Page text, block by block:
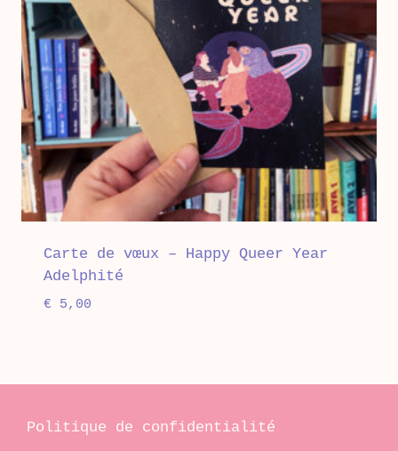
Carte de vœux – Happy Queer Year
Adelphité
€ 5,00
Politique de confidentialité